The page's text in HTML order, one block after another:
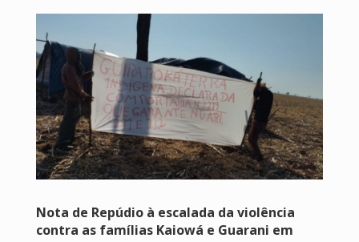
Nota de Repúdio à escalada da violência
contra as famílias Kaiowá e Guarani em